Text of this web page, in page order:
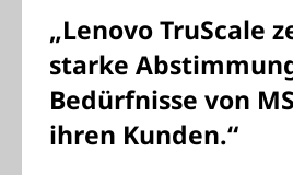
„Lenovo TruScale
starke
Bedürfnisse von
ihren Kunden.“